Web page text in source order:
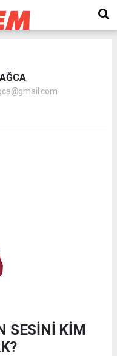
SESİNİ KİM